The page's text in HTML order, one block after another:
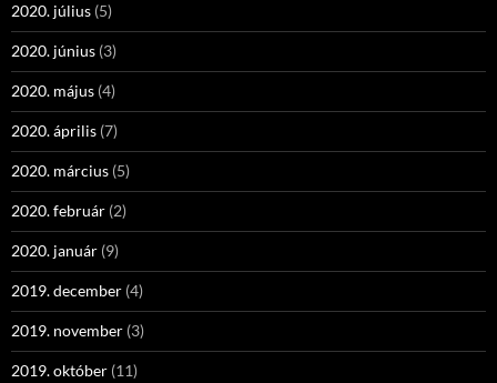
2020. július (5)
2020. június (3)
2020. május (4)
2020. április (7)
2020. március (5)
2020. február (2)
2020. január (9)
2019. december (4)
2019. november (3)
2019. október (11)